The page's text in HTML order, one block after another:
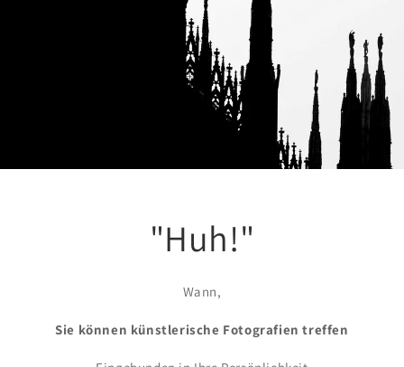
"Huh!"
Wann,
Sie können künstlerische Fotografien treffen